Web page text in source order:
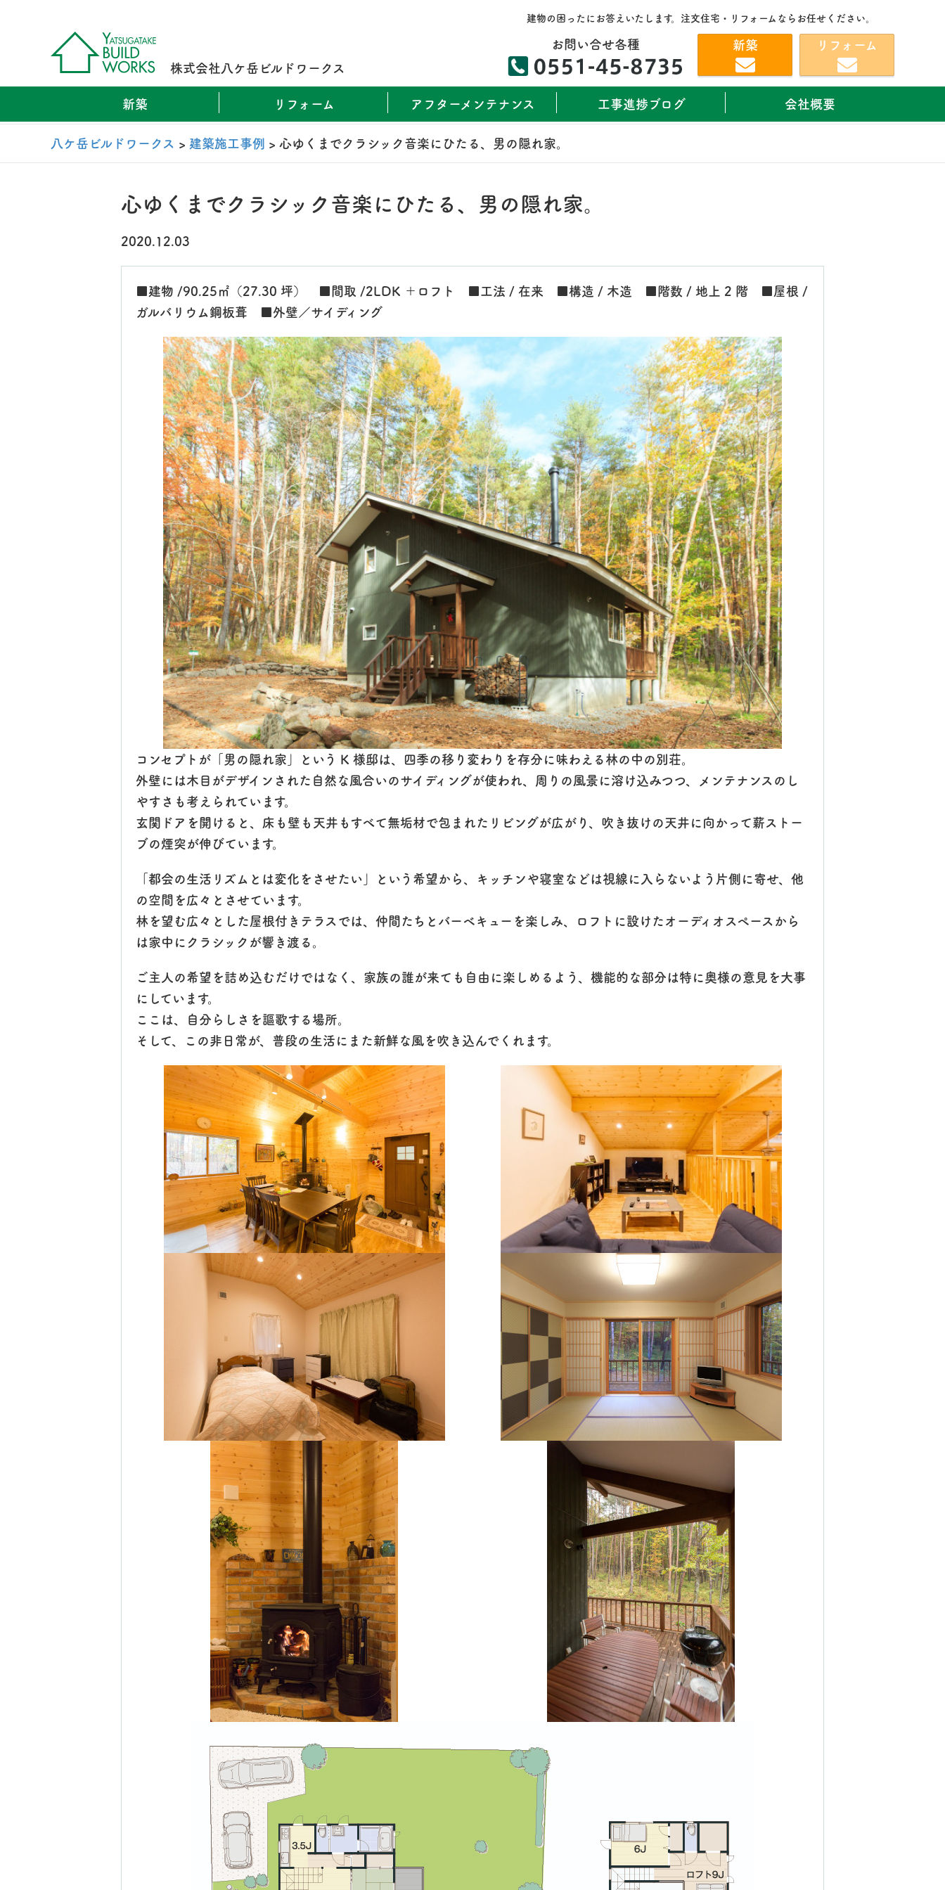
株式会社八ケ岳ビルドワークス
建物の困ったにお答えいたします。注文住宅・リフォームならお任せください。
お問い合せ各種 新築 リフォーム
新築 リフォーム アフターメンテナンス 工事進捗ブログ 会社概要
八ケ岳ビルドワークス > 建築施工事例 > 心ゆくまでクラシック音楽にひたる、男の隠れ家。
心ゆくまでクラシック音楽にひたる、男の隠れ家。
2020.12.03
■建物 /90.25㎡（27.30 坪） ■間取 /2LDK ＋ロフト ■工法 / 在来 ■構造 / 木造 ■階数 / 地上 2 階 ■屋根 /
ガルバリウム鋼板葺 ■外壁／サイディング
コンセプトが「男の隠れ家」という K 様邸は、四季の移り変わりを存分に味わえる林の中の別荘。
外壁には木目がデザインされた自然な風合いのサイディングが使われ、周りの風景に溶け込みつつ、メンテナンスのし
やすさも考えられています。
玄関ドアを開けると、床も壁も天井もすべて無垢材で包まれたリビングが広がり、吹き抜けの天井に向かって薪ストー
ブの煙突が伸びています。
「都会の生活リズムとは変化をさせたい」という希望から、キッチンや寝室などは視線に入らないよう片側に寄せ、他
の空間を広々とさせています。
林を望む広々とした屋根付きテラスでは、仲間たちとバーベキューを楽しみ、ロフトに設けたオーディオスペースから
は家中にクラシックが響き渡る。
ご主人の希望を詰め込むだけではなく、家族の誰が来ても自由に楽しめるよう、機能的な部分は特に奥様の意見を大事
にしています。
ここは、自分らしさを謳歌する場所。
そして、この非日常が、普段の生活にまた新鮮な風を吹き込んでくれます。